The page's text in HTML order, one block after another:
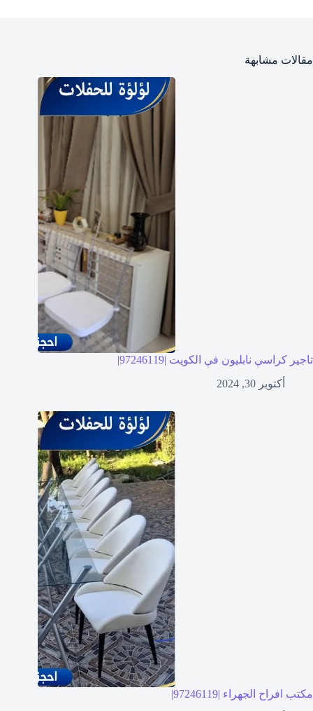
مقالات مشابهة
تاجير كراسي نابليون في الكويت |97246119|
أكتوبر 30, 2024
مكتب افراح الجهراء |97246119|